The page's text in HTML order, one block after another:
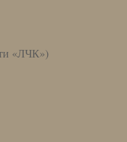
«ЛЧК»)